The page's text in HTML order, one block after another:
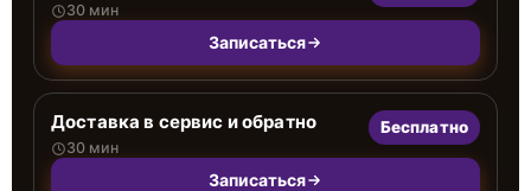
30 мин
Записаться
Доставка в сервис и обратно
30 мин
Бесплатно
Записаться